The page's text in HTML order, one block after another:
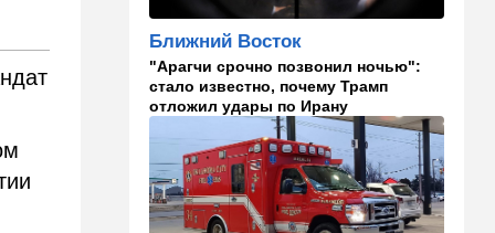
23:35 Мнения
Безо всяких табу
22:20 Израиль
Проживающий в России
израильтянин прямо с
самолета угодил в ШАБАК
21:48 Израиль
"Сумасшедшие рулят
Ближний Восток
"Арагчи срочно позвонил ночью":
стало известно, почему Трамп
отложил удары по Ирану